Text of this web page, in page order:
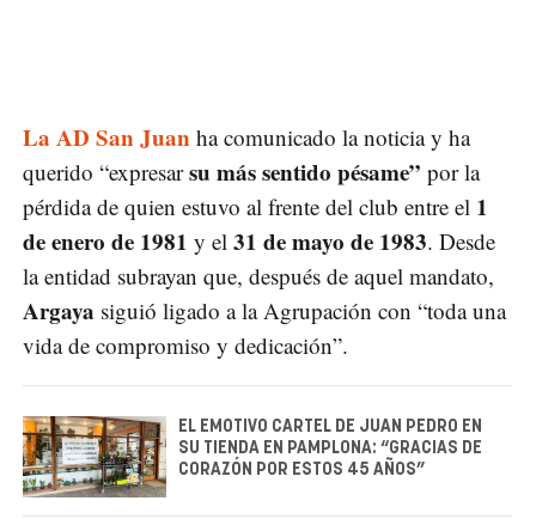
La AD San Juan ha comunicado la noticia y ha
querido “expresarsu más sentido pésame” por la
pérdida de quien estuvo al frente del club entre el 1
de enero de 1981 y el 31 de mayo de 1983. Desde
la entidad subrayan que, después de aquel mandato,
Argaya siguió ligado a la Agrupación con “toda una
vida de compromiso y dedicación”.
EL EMOTIVO CARTEL DE JUAN PEDRO EN
SU TIENDA EN PAMPLONA: “GRACIAS DE
CORAZÓN POR ESTOS 45 AÑOS”